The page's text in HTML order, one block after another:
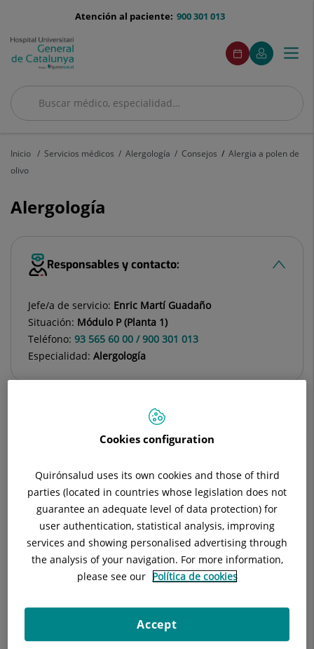
menu-
900 301 013
Atención al paciente:
Buscar
Buscar
menuAcceso
Pedir
cita
Este
enlace
se
en
Mi
Quirónsalud
Este
enlace
se
en
ventana
Menú
Inicio Servicios médicos Alergología Consejos
Alergia a polen de
olivo
Alergología
Responsables y contacto:
Jefe/a de servicio: Enric Martí Guadaño
Situación: Módulo P (Planta 1)
Teléfono: 93 565 60 00 / 900 301 013
Especialidad: Alergología
Descripción Equipo Médico
Alergia a polen de olivo
Nombre científico (especie):Olea europea L.
Nombres comunes:
Catalán: oliver, olivera, bardia, nastre, ullastre, olivó.
acebuche, acembuche, azambujo, oleastro, zambullo
(silvestre).
Cookies configuration
Quirónsalud uses its own cookies and those of third
parties (located in countries whose legislation does not
guarantee an adequate level of data protection) for
user authentication, statistical analysis, improving
services and showing personalised advertising through
the analysis of your navigation. For more information,
please see our Política de cookies
Accept